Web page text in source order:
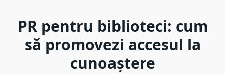
PR pentru biblioteci: cum
să promovezi accesul la
cunoaștere